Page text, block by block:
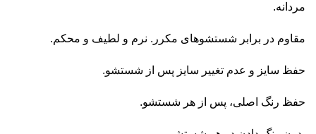
مردانه.
مقاوم در برابر شستشوهای مکرر. نرم و لطیف و محکم.
حفظ سایز و عدم تغییر سایز پس از شستشو.
حفظ رنگ اصلی، پس از هر شستشو.